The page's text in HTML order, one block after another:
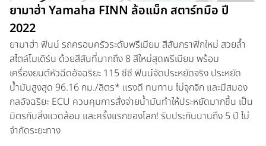
ยามาฮ่า Yamaha FINN ล้อแม็ก สตาร์ทมือ ปี
2022
ยามาฮ่า ฟินน์ รถครอบครัวระดับพรีเมียม สีสันกราฟิกใหม่ สวยล้ำ
สไตล์โมเดิร์น ด้วยสีสันที่มากถึง 8 สีใหม่สุดพรีเมียม พร้อม
เครื่องยนต์หัวฉีดอัจฉริยะ 115 ซีซี ฟินน์จัดประหยัดจริง ประหยัด
น้ำมันสูงสุด 96.16 กม./ลิตร* แรงดี ทนทาน ไม่จุกจิก และมีสมอง
กลอัจฉริยะ ECU ควบคุมการสั่งจ่ายน้ำมันทำให้ประหยัดมากขึ้น เป็น
มิตรกับสิ่งแวดล้อม และครั้งแรกของโลก! รับประกันนานถึง 5 ปี ไม่
จำกัดระยะทาง